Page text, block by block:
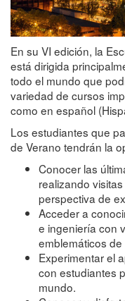
En su VI edición, la
está dirigida
todo el mundo que
variedad de cursos
como en español
Los estudiantes que
de Verano tendrán la
Conocer las
realizando
perspectiva de
Acceder a
e ingeniería con
emblemáticos
Experimentar el
con estudiantes
mundo.